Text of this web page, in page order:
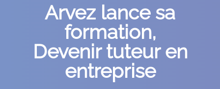
Vous êtes
Arvez lance sa
formation,
Devenir tuteur en
entreprise